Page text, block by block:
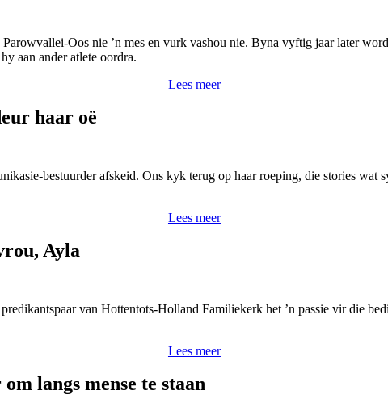
Oos nie ’n mes en vurk vashou nie. Byna vyftig jaar later
aan ander atlete oordra.
Lees meer
haar oë
bestuurder afskeid. Ons kyk terug op haar roeping, die stories wat
Lees meer
Ayla
van Hottentots-Holland Familiekerk het ’n passie vir die
Lees meer
langs mense te staan